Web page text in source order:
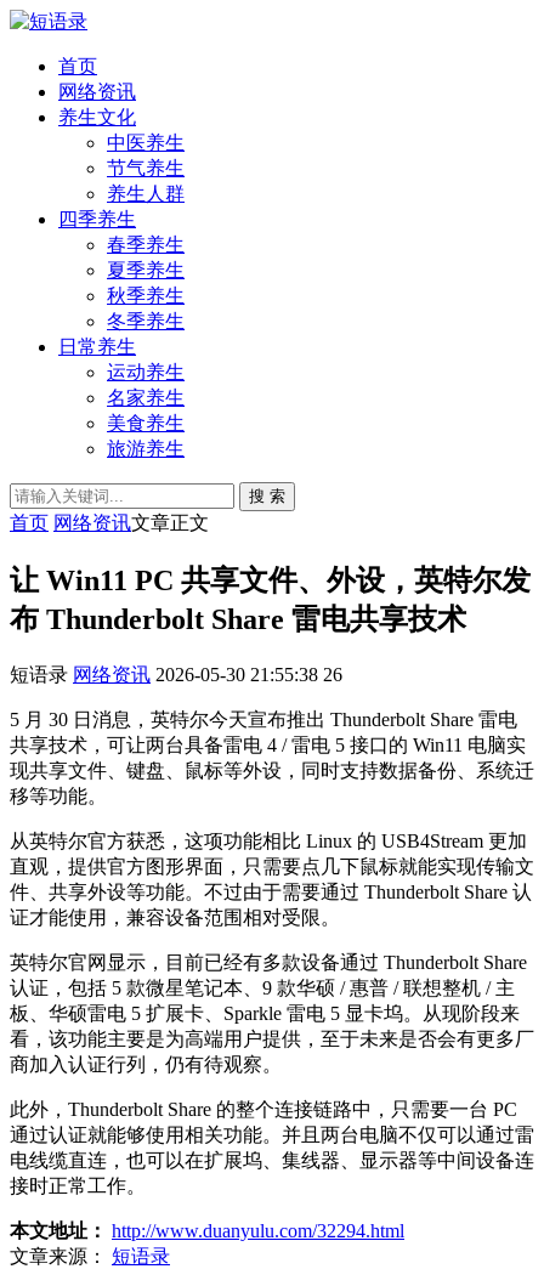
首页
网络资讯
养生文化
中医养生
节气养生
养生人群
四季养生
春季养生
夏季养生
秋季养生
冬季养生
日常养生
运动养生
名家养生
美食养生
旅游养生
搜 索
首页 网络资讯文章正文
让 Win11 PC 共享文件、外设，英特尔发
布 Thunderbolt Share 雷电共享技术
短语录 网络资讯 2026-05-30 21:55:38 26
5 月 30 日消息，英特尔今天宣布推出 Thunderbolt Share 雷电
共享技术，可让两台具备雷电 4 / 雷电 5 接口的 Win11 电脑实
现共享文件、键盘、鼠标等外设，同时支持数据备份、系统迁
移等功能。
从英特尔官方获悉，这项功能相比 Linux 的 USB4Stream 更加
直观，提供官方图形界面，只需要点几下鼠标就能实现传输文
件、共享外设等功能。不过由于需要通过 Thunderbolt Share 认
证才能使用，兼容设备范围相对受限。
英特尔官网显示，目前已经有多款设备通过 Thunderbolt Share
认证，包括 5 款微星笔记本、9 款华硕 / 惠普 / 联想整机 / 主
板、华硕雷电 5 扩展卡、Sparkle 雷电 5 显卡坞。从现阶段来
看，该功能主要是为高端用户提供，至于未来是否会有更多厂
商加入认证行列，仍有待观察。
此外，Thunderbolt Share 的整个连接链路中，只需要一台 PC
通过认证就能够使用相关功能。并且两台电脑不仅可以通过雷
电线缆直连，也可以在扩展坞、集线器、显示器等中间设备连
接时正常工作。
本文地址： http://www.duanyulu.com/32294.html
文章来源：
短语录